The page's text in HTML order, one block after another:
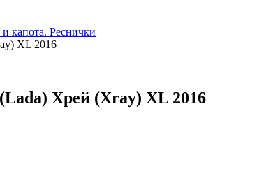
капота. Реснички
XL 2016
Хрей (Xray) XL 2016